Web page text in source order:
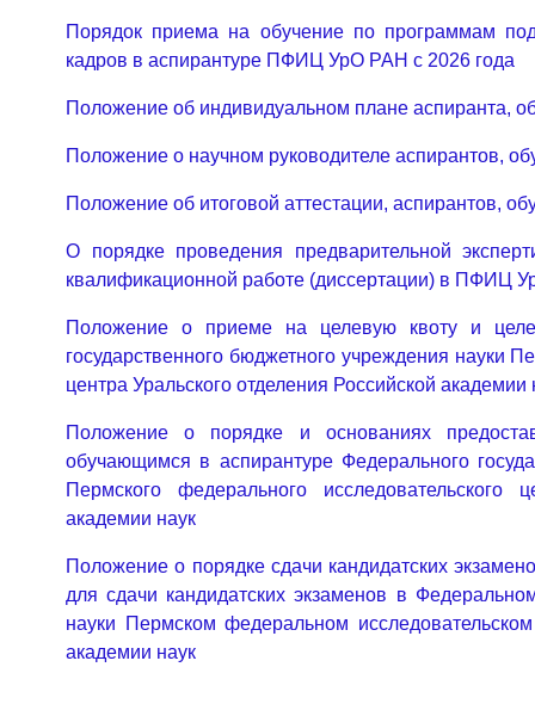
Порядок приема на обучение по программам
кадров в аспирантуре ПФИЦ УрО РАН с 2026 года
Положение об индивидуальном плане аспиранта,
Положение о научном руководителе аспирантов,
Положение об итоговой аттестации, аспирантов,
О порядке проведения предварительной
квалификационной работе (диссертации) в ПФИЦ
Положение о приеме на целевую квоту и
государственного бюджетного учреждения науки
центра Уральского отделения Российской академии
Положение о порядке и основаниях
обучающимся в аспирантуре Федерального
Пермского федерального исследовательского
академии наук
Положение о порядке сдачи кандидатских
для сдачи кандидатских экзаменов в
науки Пермском федеральном
академии наук